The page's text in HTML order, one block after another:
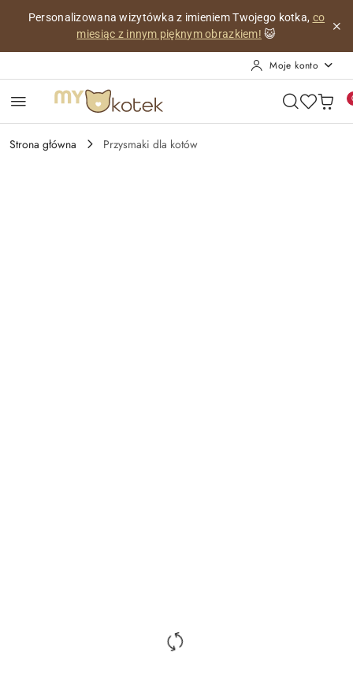
Przejdź do treści głównej
Przejdź do wyszukiwarki
Przejdź do moje konto
Przejdź do menu głównego
Przejdź do opisu produktu
Przejdź do stopki
Personalizowana wizytówka z imieniem Twojego kotka, co
miesiąc z innym pięknym obrazkiem! 😺
Moje konto
Strona główna Przysmaki dla kotów